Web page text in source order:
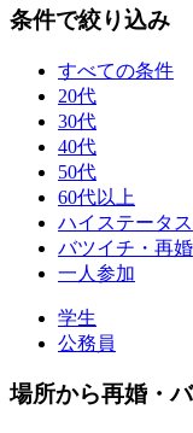
条件で絞り込み
すべての条件
20代
30代
40代
50代
60代以上
ハイステータス
バツイチ・再婚
一人参加
学生
公務員
場所から再婚・